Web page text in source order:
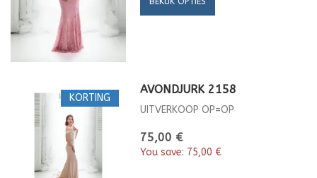
KORTING
AVONDJURK 2158
UITVERKOOP OP=OP
75,00 €
You save: 75,00 €